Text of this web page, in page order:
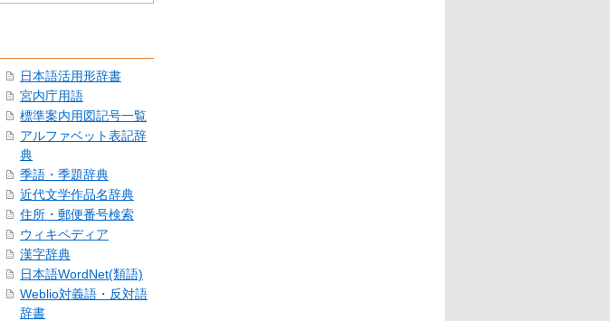
日本語活用形辞書
宮内庁用語
標準案内用図記号一覧
アルファベット表記辞
典
季語・季題辞典
近代文学作品名辞典
住所・郵便番号検索
ウィキペディア
漢字辞典
日本語WordNet(類語)
Weblio対義語・反対語
辞書